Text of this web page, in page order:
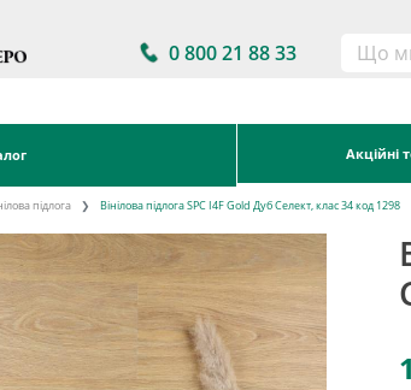
0 800 21 88 33
Акційні
підлога Вінілова підлога SPC I4F Gold Дуб Cелект, клас 34 код 1298